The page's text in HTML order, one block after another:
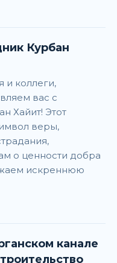
Курбан
и коллеги,
вас с
Хайит! Этот
веры,
о ценности добра
искреннюю
канале